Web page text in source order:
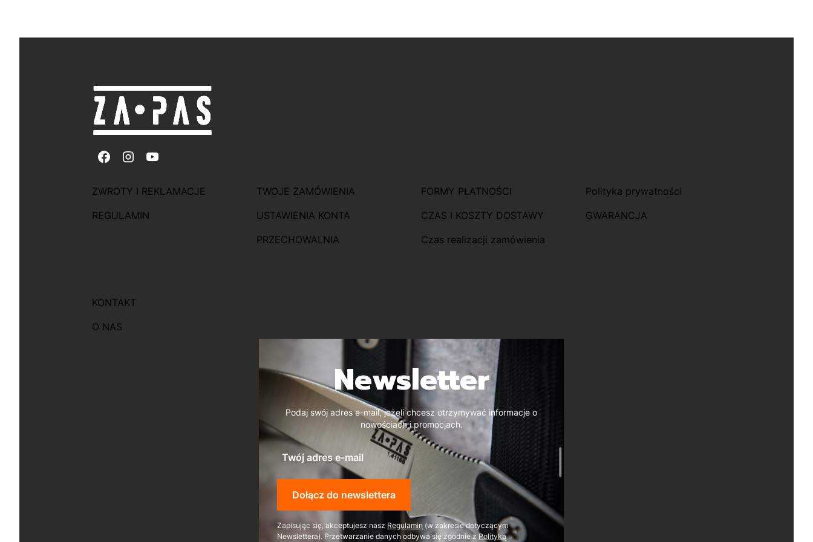
Linki w stopce
ZWROTY I REKLAMACJE
REGULAMIN
TWOJE ZAMÓWIENIA
USTAWIENIA KONTA
PRZECHOWALNIA
FORMY PŁATNOŚCI
CZAS I KOSZTY DOSTAWY
Czas realizacji zamówienia
Polityka prywatności
GWARANCJA
KONTAKT
O NAS
Newsletter
Podaj swój adres e-mail, jeżeli chcesz otrzymywać informacje o
nowościach i promocjach.
Twój adres e-mail
Dołącz do newslettera
Zapisując się, akceptujesz nasz Regulamin (w zakresie dotyczącym
Newslettera). Przetwarzanie danych odbywa się zgodnie z Polityką